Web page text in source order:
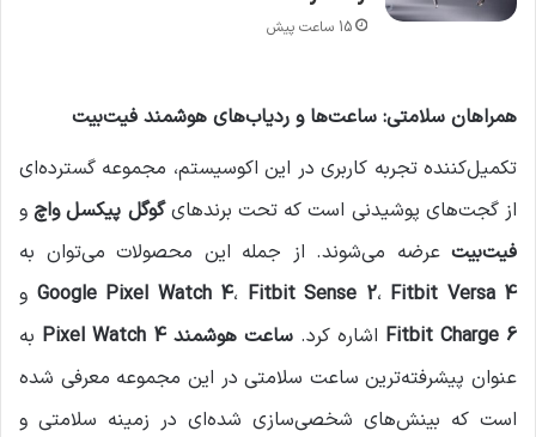
15 ساعت پیش
همراهان سلامتی: ساعت‌ها و ردیاب‌های هوشمند فیت‌بیت
تکمیل‌کننده تجربه کاربری در این اکوسیستم، مجموعه گسترده‌ای
از گجت‌های پوشیدنی است که تحت برندهایگوگل پیکسل واچو
فیت‌بیت عرضه می‌شوند. از جمله این محصولات می‌توان به
Google Pixel Watch 4، Fitbit Sense 2، Fitbit Versa 4
و
Fitbit Charge 6 اشاره کرد. ساعت هوشمند Pixel Watch 4
به
عنوان پیشرفته‌ترین ساعت سلامتی در این مجموعه معرفی شده
است که بینش‌های شخصی‌سازی شده‌ای در زمینه سلامتی و